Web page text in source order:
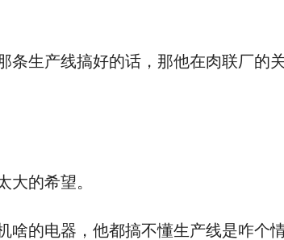
生产线搞好的话，那他在肉联厂的
的希望。
的电器，他都搞不懂生产线是咋个